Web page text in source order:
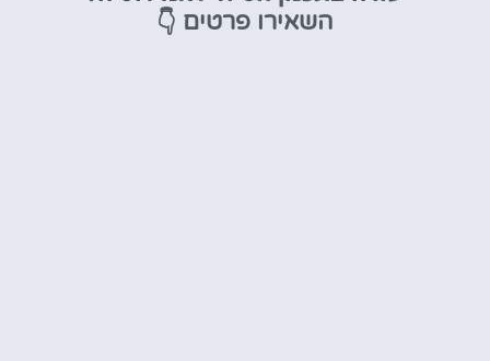
השאירו פרטים 👇